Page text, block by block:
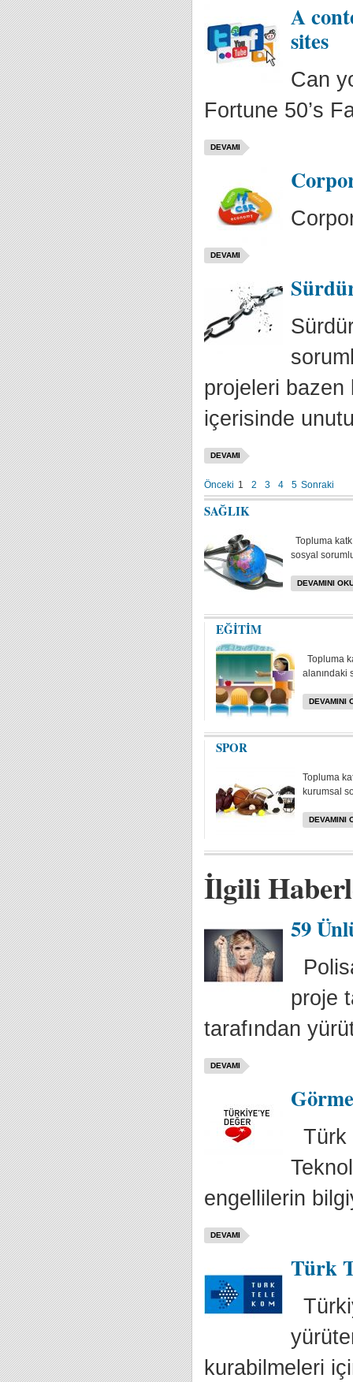
A
sites
Can
Fortune 50’s
DEVAMI
DEVAMI
projeleri bazen
içerisinde
DEVAMI
Önceki 1 2 3 4 5 Sonraki
SAĞLIK
Topluma
sosyal
DEVAMINI
EĞİTİM
Topluma
alanındaki
DEVAMINI
SPOR
Topluma
kurumsal
DEVAMINI
İlgili
59
proje
tarafından
DEVAMI
Türk
engellilerin
DEVAMI
Türk
kurabilmeleri